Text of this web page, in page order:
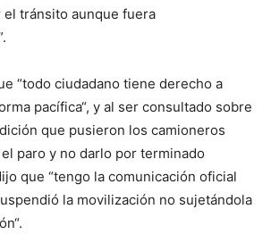
el tránsito aunque fuera
“todo ciudadano tiene derecho a
pacífica“, y al ser consultado sobre
que pusieron los camioneros
el paro y no darlo por terminado
que “tengo la comunicación oficial
la movilización no sujetándola